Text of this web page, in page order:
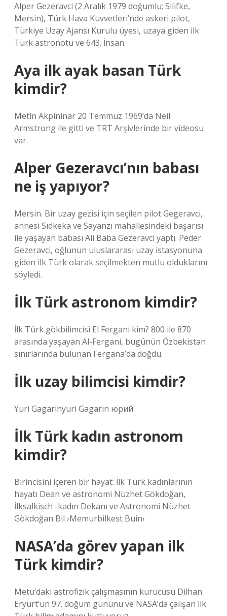
Alper Gezeravci (2 Aralık 1979 doğumlu; Silifke,
Mersin), Türk Hava Kuvvetleri’nde askeri pilot,
Türkiye Uzay Ajansı Kurulu üyesi, uzaya giden ilk
Türk astronotu ve 643. İnsan.
Aya ilk ayak basan Türk
kimdir?
Metin Akpininar 20 Temmuz 1969’da Neil
Armstrong ile gitti ve TRT Arşivlerinde bir videosu
var.
Alper Gezeravcı’nın babası
ne iş yapıyor?
Mersin. Bir uzay gezisi için seçilen pilot Gegeravci,
annesi Sıdkeka ve Sayanzı mahallesindeki başarısı
ile yaşayan babası Ali Baba Gezeravci yaptı. Peder
Gezeravci, oğlunun uluslararası uzay istasyonuna
giden ilk Türk olarak seçilmekten mutlu olduklarını
söyledi.
İlk Türk astronom kimdir?
İlk Türk gökbilimcisi El Fergani kim? 800 ile 870
arasında yaşayan Al-Fergani, bugünün Özbekistan
sınırlarında bulunan Fergana’da doğdu.
İlk uzay bilimcisi kimdir?
Yuri Gagarinyuri Gagarin юрий
İlk Türk kadın astronom
kimdir?
Birincisini içeren bir hayat: İlk Türk kadınlarının
hayatı Dean ve astronomi Nüzhet Gökdoğan,
İlksalkisch -kadın Dekanı ve Astronomi Nüzhet
Gökdoğan Bil ›Memurbilkest Buin›
NASA’da görev yapan ilk
Türk kimdir?
Metu’daki astrofizik çalışmasının kurucusu Dilhan
Eryurt’un 97. doğum gününü ve NASA’da çalışan ilk